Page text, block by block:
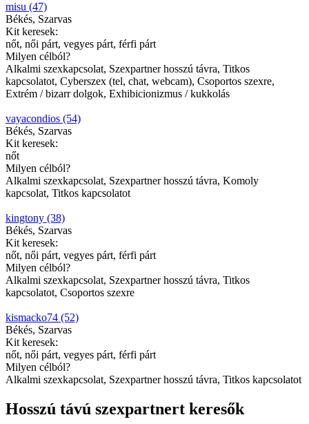
misu (47)
Békés, Szarvas
Kit keresek:
nőt, női párt, vegyes párt, férfi párt
Milyen célból?
Alkalmi szexkapcsolat, Szexpartner hosszú távra, Titkos
kapcsolatot, Cyberszex (tel, chat, webcam), Csoportos szexre,
Extrém / bizarr dolgok, Exhibicionizmus / kukkolás
vayacondios (54)
Békés, Szarvas
Kit keresek:
nőt
Milyen célból?
Alkalmi szexkapcsolat, Szexpartner hosszú távra, Komoly
kapcsolat, Titkos kapcsolatot
kingtony (38)
Békés, Szarvas
Kit keresek:
nőt, női párt, vegyes párt, férfi párt
Milyen célból?
Alkalmi szexkapcsolat, Szexpartner hosszú távra, Titkos
kapcsolatot, Csoportos szexre
kismacko74 (52)
Békés, Szarvas
Kit keresek:
nőt, női párt, vegyes párt, férfi párt
Milyen célból?
Alkalmi szexkapcsolat, Szexpartner hosszú távra, Titkos kapcsolatot
Hosszú távú szexpartnert keresők